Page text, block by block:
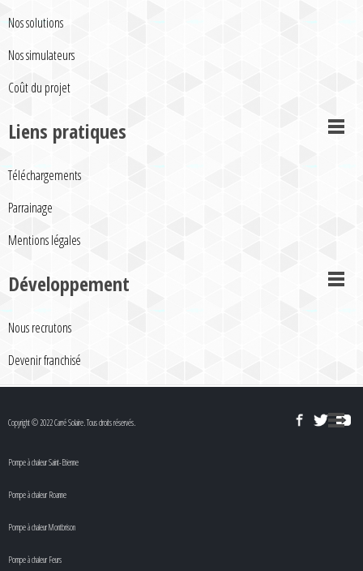
Nos solutions
Nos simulateurs
Coût du projet
Liens pratiques
Téléchargements
Parrainage
Mentions légales
Développement
Nous recrutons
Devenir franchisé
Copyright © 2022 Carré Solaire. Tous droits réservés.
Pompe à chaleur Saint-Etienne
Pompe à chaleur Roanne
Pompe à chaleur Montbrison
Pompe à chaleur Feurs